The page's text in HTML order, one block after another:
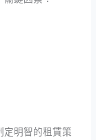
定明智的租賃策